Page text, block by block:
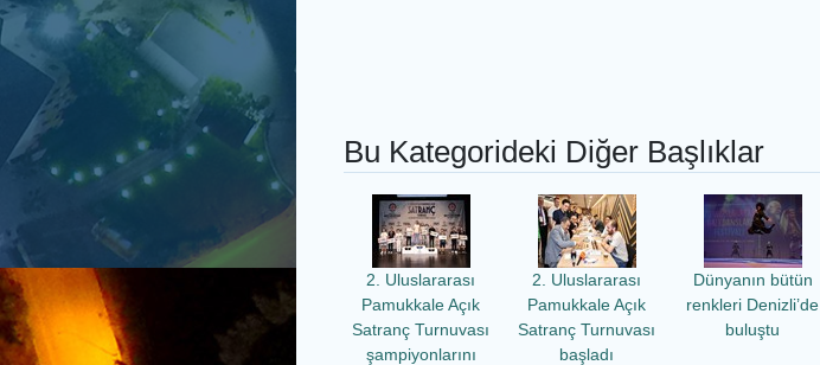
Bu Kategorideki Diğer Başlıklar
2. Uluslararası
Pamukkale Açık
Satranç Turnuvası
şampiyonlarını
2. Uluslararası
Pamukkale Açık
Satranç Turnuvası
başladı
Dünyanın bütün
renkleri Denizli’de
buluştu